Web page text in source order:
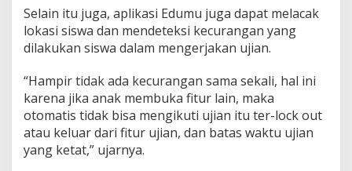
Selain itu juga, aplikasi Edumu juga dapat melacak
lokasi siswa dan mendeteksi kecurangan yang
dilakukan siswa dalam mengerjakan ujian.
“Hampir tidak ada kecurangan sama sekali, hal ini
karena jika anak membuka fitur lain, maka
otomatis tidak bisa mengikuti ujian itu ter-lock out
atau keluar dari fitur ujian, dan batas waktu ujian
yang ketat,” ujarnya.